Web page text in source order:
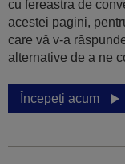
cu fereastra de
acestei pagini,
care vă v-a
alternative de a ne
Începeți acum